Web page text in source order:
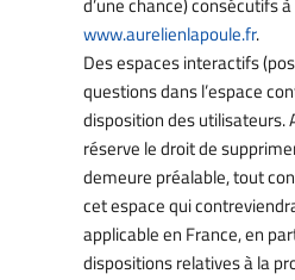
www.aurelienlapoule.fr.
Des espaces interactifs
questions dans l’espace
disposition des utilisateurs.
réserve le droit de
demeure préalable, tout
cet espace qui
applicable en France, en
dispositions relatives à la